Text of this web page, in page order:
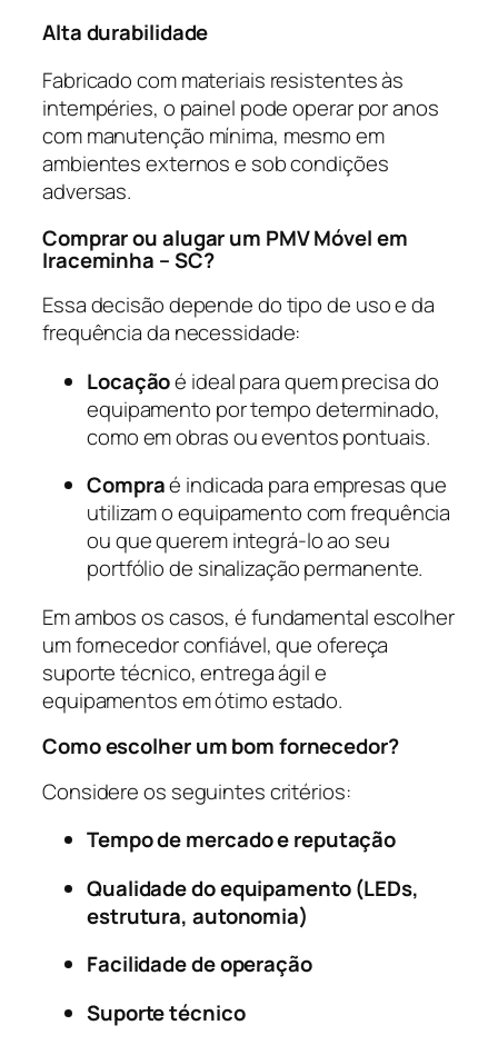
Alta durabilidade
Fabricado com materiais resistentes às
intempéries, o painel pode operar por anos
com manutenção mínima, mesmo em
ambientes externos e sob condições
adversas.
Comprar ou alugar um PMV Móvel em
Iraceminha – SC?
Essa decisão depende do tipo de uso e da
frequência da necessidade:
Locaçãoé ideal para quem precisa do
equipamento por tempo determinado,
como em obras ou eventos pontuais.
Compraé indicada para empresas que
utilizam o equipamento com frequência
ou que querem integrá-lo ao seu
portfólio de sinalização permanente.
Em ambos os casos, é fundamental escolher
um fornecedor confiável, que ofereça
suporte técnico, entrega ágil e
equipamentos em ótimo estado.
Como escolher um bom fornecedor?
Considere os seguintes critérios:
Tempo de mercado e reputação
Qualidade do equipamento (LEDs,
estrutura, autonomia)
Facilidade de operação
Suporte técnico